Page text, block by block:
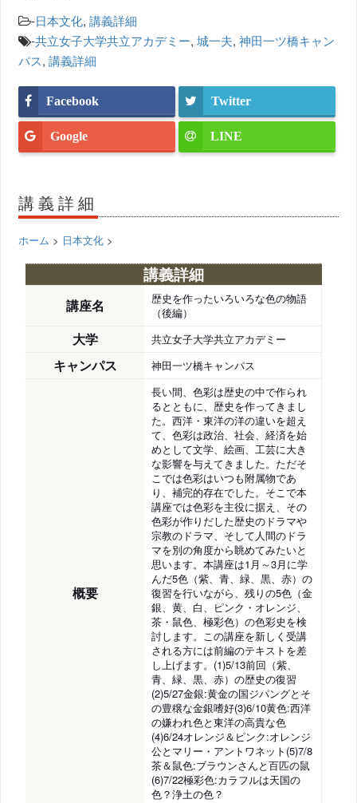
-日本文化,講義詳細
-共立女子大学共立アカデミー,城一夫,神田一ツ橋キャン
パス,講義詳細
Facebook Twitter
Google LINE
講義詳細
ホーム > 日本文化 >
講義詳細
講座名
歴史を作ったいろいろな色の物語
（後編）
大学 共立女子大学共立アカデミー
キャンパス 神田一ツ橋キャンパス
概要
長い間、色彩は歴史の中で作られ
るとともに、歴史を作ってきまし
た。西洋・東洋の洋の違いを超え
て、色彩は政治、社会、経済を始
めとして文学、絵画、工芸に大き
な影響を与えてきました。ただそ
こでは色彩はいつも附属物であ
り、補完的存在でした。そこで本
講座では色彩を主役に据え、その
色彩が作りだした歴史のドラマや
宗教のドラマ、そして人間のドラ
マを別の角度から眺めてみたいと
思います。本講座は1月～3月に学
んだ5色（紫、青、緑、黒、赤）の
復習を行いながら、残りの5色（金
銀、黄、白、ピンク・オレンジ、
茶・鼠色、極彩色）の色彩史を検
討します。この講座を新しく受講
される方には前編のテキストを差
し上げます。(1)5/13前回（紫、
青、緑、黒、赤）の歴史の復習
(2)5/27金銀:黄金の国ジパングとそ
の豊穣な金銀嗜好(3)6/10黄色:西洋
の嫌われ色と東洋の高貴な色
(4)6/24オレンジ＆ピンク:オレンジ
公とマリー・アントワネット(5)7/8
茶＆鼠色:ブラウンさんと百匹の鼠
(6)7/22極彩色:カラフルは天国の
色？浄土の色？